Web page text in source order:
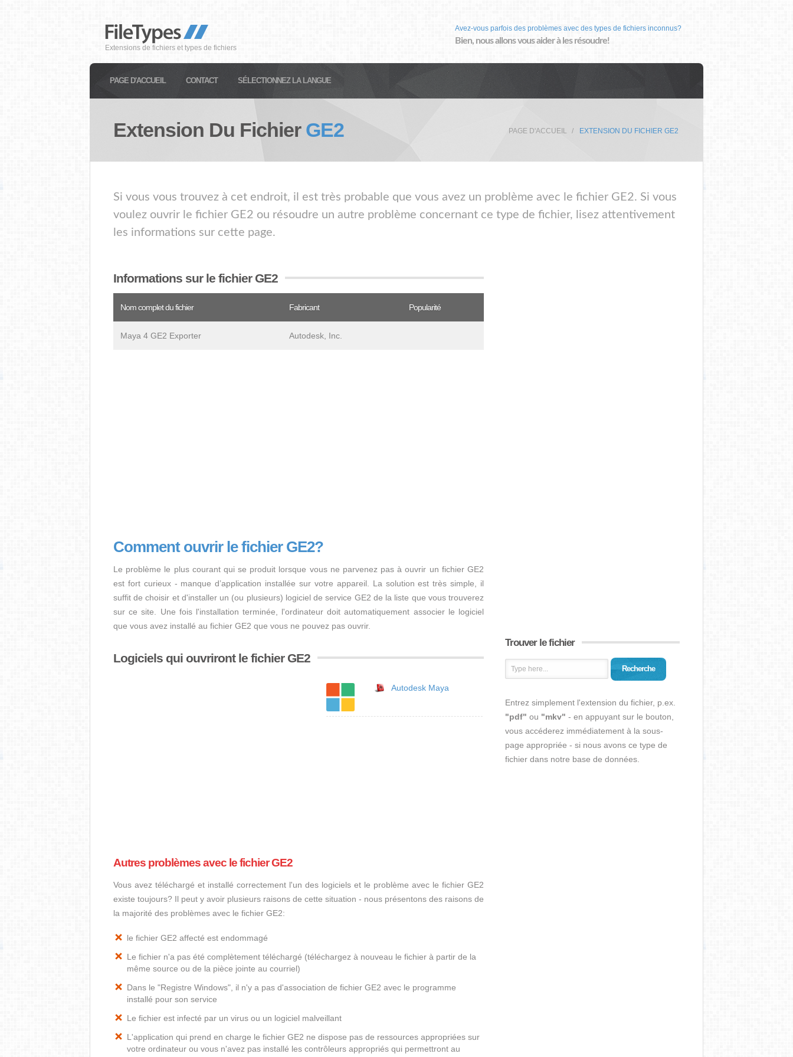
Extensions de fichiers et types de fichiers
Avez-vous parfois des problèmes avec des types de fichiers inconnus?
Bien, nous allons vous aider à les résoudre!
PAGE D'ACCUEIL CONTACT SÉLECTIONNEZ LA LANGUE
Extension Du Fichier GE2 PAGE D'ACCUEIL EXTENSION DU FICHIER GE2
Si vous vous trouvez à cet endroit, il est très probable que vous avez un problème avec le fichier GE2. Si vous
voulez ouvrir le fichier GE2 ou résoudre un autre problème concernant ce type de fichier, lisez attentivement
les informations sur cette page.
Informations sur le fichier GE2
Nom complet du fichier Fabricant Popularité
Maya 4 GE2 Exporter Autodesk, Inc.
Comment ouvrir le fichier GE2?
Le problème le plus courant qui se produit lorsque vous ne parvenez pas à ouvrir un fichier GE2
est fort curieux - manque d’application installée sur votre appareil. La solution est très simple, il
suffit de choisir et d'installer un (ou plusieurs) logiciel de service GE2 de la liste que vous trouverez
sur ce site. Une fois l'installation terminée, l'ordinateur doit automatiquement associer le logiciel
que vous avez installé au fichier GE2 que vous ne pouvez pas ouvrir.
Logiciels qui ouvriront le fichier GE2
Autodesk Maya
Autres problèmes avec le fichier GE2
Vous avez téléchargé et installé correctement l'un des logiciels et le problème avec le fichier GE2
existe toujours? Il peut y avoir plusieurs raisons de cette situation - nous présentons des raisons de
la majorité des problèmes avec le fichier GE2:
le fichier GE2 affecté est endommagé
Le fichier n'a pas été complètement téléchargé (téléchargez à nouveau le fichier à partir de la
même source ou de la pièce jointe au courriel)
Dans le "Registre Windows", il n'y a pas d'association de fichier GE2 avec le programme
installé pour son service
Le fichier est infecté par un virus ou un logiciel malveillant
L'application qui prend en charge le fichier GE2 ne dispose pas de ressources appropriées sur
votre ordinateur ou vous n'avez pas installé les contrôleurs appropriés qui permettront au
Trouver le fichier
Recherche
Entrez simplement l'extension du fichier, p.ex.
"pdf" ou "mkv" - en appuyant sur le bouton,
vous accéderez immédiatement à la sous-
page appropriée - si nous avons ce type de
fichier dans notre base de données.